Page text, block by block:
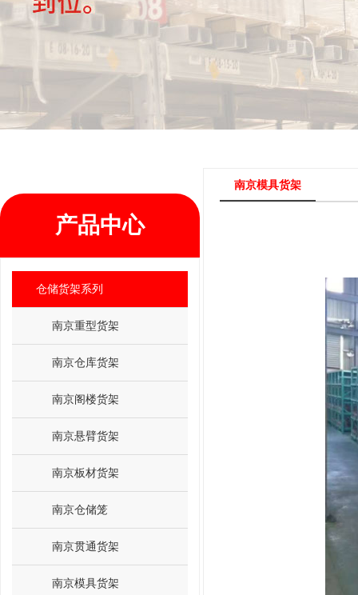
产品中心
仓储货架系列
南京重型货架
南京仓库货架
南京阁楼货架
南京悬臂货架
南京板材货架
南京仓储笼
南京贯通货架
南京模具货架
南京模具货架